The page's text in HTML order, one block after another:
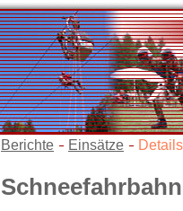
Berichte Einsätze Details